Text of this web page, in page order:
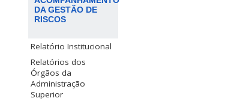
DA GESTÃO DE
RISCOS
Relatório Institucional
Relatórios dos
Órgãos da
Administração
Superior